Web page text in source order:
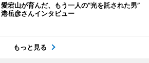
愛宕山が育んだ、もう一人の“光を託された男”
港岳彦さんインタビュー
もっと見る